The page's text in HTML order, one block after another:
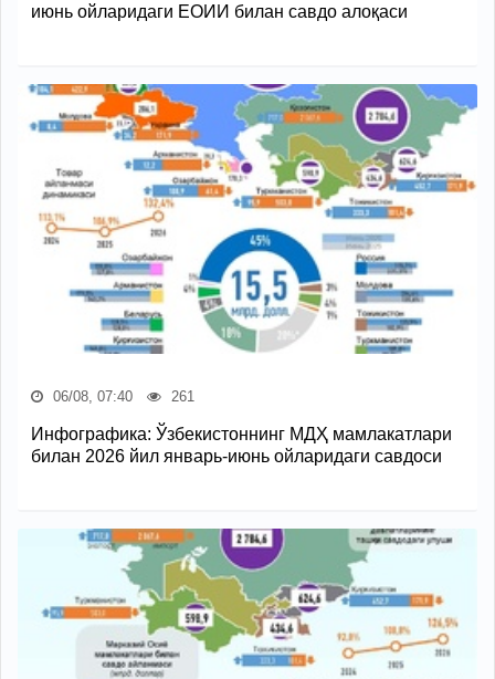
июнь ойларидаги ЕОИИ билан савдо алоқаси
06/08, 07:40 261
Инфографика: Ўзбекистоннинг МДҲ мамлакатлари
билан 2026 йил январь-июнь ойларидаги савдоси